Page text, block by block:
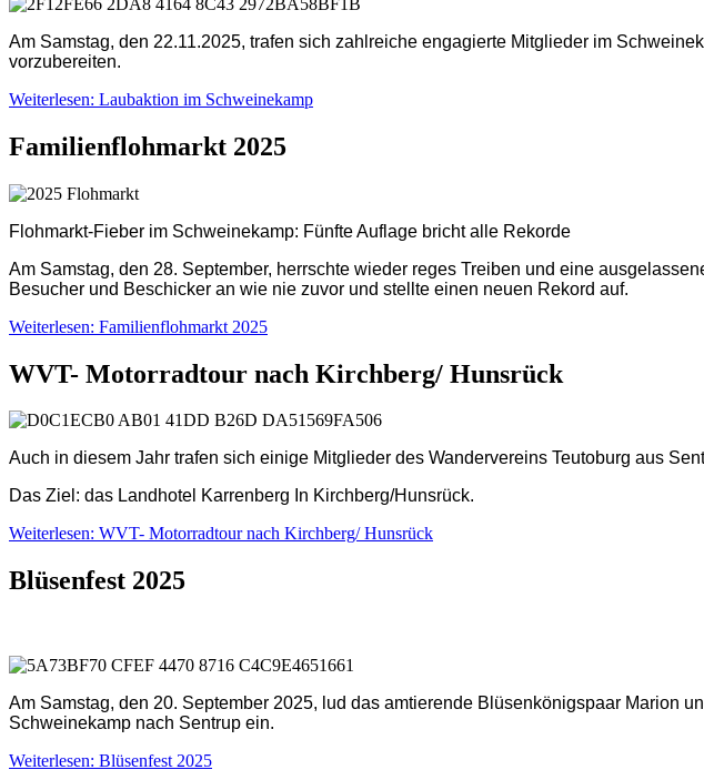
Am Samstag, den 22.11.2025, trafen sich zahlreiche engagierte Mitglieder im
vorzubereiten.
Weiterlesen: Laubaktion im Schweinekamp
Familienflohmarkt 2025
Flohmarkt-Fieber im Schweinekamp: Fünfte Auflage bricht alle Rekorde
Am Samstag, den 28. September, herrschte wieder reges Treiben und eine
Besucher und Beschicker an wie nie zuvor und stellte einen neuen Rekord auf.
Weiterlesen: Familienflohmarkt 2025
WVT- Motorradtour nach Kirchberg/ Hunsrück
Auch in diesem Jahr trafen sich einige Mitglieder des Wandervereins Teutoburg aus Sent
Das Ziel : das Landhotel Karrenberg In Kirchberg/Hunsrück.
Weiterlesen: WVT- Motorradtour nach Kirchberg/ Hunsrück
Blüsenfest 2025
Am Samstag, den 20. September 2025, lud das amtierende Blüsenkönigspaar Marion
Schweinekamp nach Sentrup ein.
Weiterlesen: Blüsenfest 2025